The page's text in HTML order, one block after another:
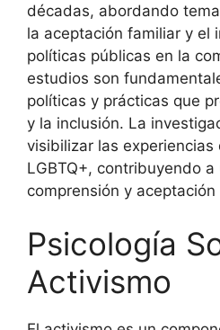
décadas, abordando
la aceptación familiar y el
políticas públicas en la
estudios son
políticas y prácticas que
y la inclusión. La
visibilizar las experiencias
LGBTQ+, contribuyendo a
comprensión y
Psicología
Activismo